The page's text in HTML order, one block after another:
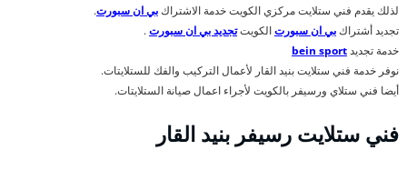
لذلك يقدم فني ستلايت مركزي الكويت خدمة الاشتراكبي ان سبورت.
تجديد أشتراكبي ان سبورتالكويتتجديد بي ان سبورت.
خدمة تجديدbein sport
نوفر خدمة فني ستلايت بنيد القار لأعمال التركيب والفك للستلايتات.
أيضا فني ستلاي ورسيفر بالكويت لأجراء اعمال صيانة الستلايتات.
فني ستلايت رسيفر بنيد القار